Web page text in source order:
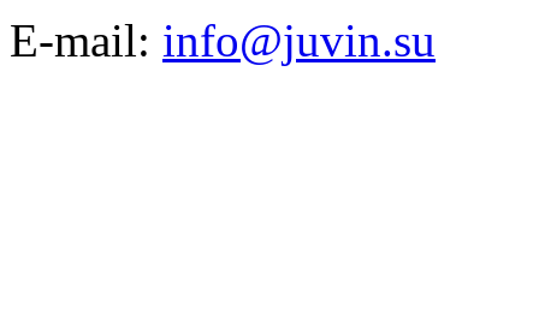
E-mail: info@juvin.su